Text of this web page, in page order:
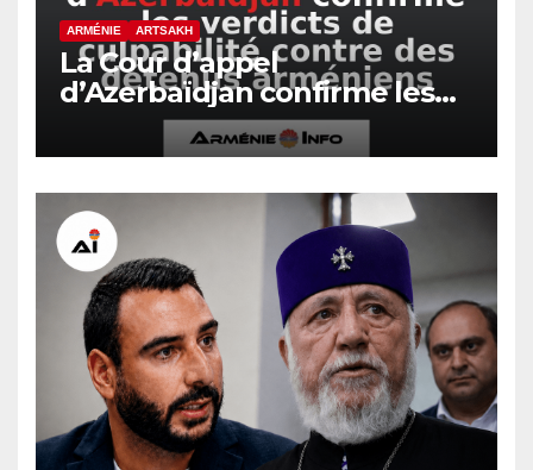
ARMÉNIE ARTSAKH
La Cour d’appel
d’Azerbaïdjan confirme les
verdicts de culpabilité contre
des détenus arméniens